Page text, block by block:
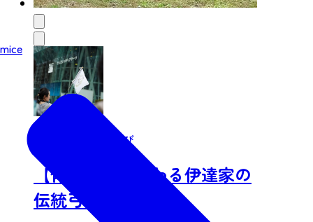
mice
株式会社たびむすび
【体験】今に伝わる伊達家の
伝統弓術を体験！